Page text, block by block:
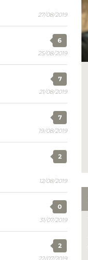
27/08/2019
6
25/08/2019
7
21/08/2019
7
19/08/2019
2
12/08/2019
0
31/07/2019
2
22/07/2019